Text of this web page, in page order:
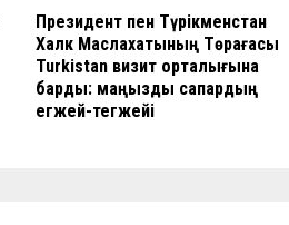
Президент пен Түрікменстан
Халк Маслахатының Төрағасы
Turkistan визит орталығына
барды: маңызды сапардың
егжей-тегжейі